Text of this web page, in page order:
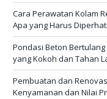
Cara Perawatan Kolam
Apa yang Harus
Pondasi Beton
yang Kokoh dan Tahan
Pembuatan dan
Kenyamanan dan Nilai